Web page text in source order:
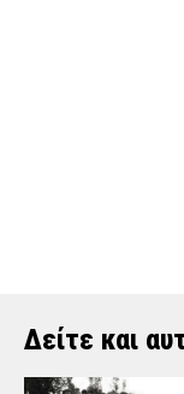
Δείτε και